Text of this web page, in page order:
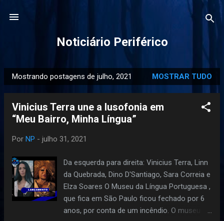
Noticiário Periférico
P
o
Mostrando postagens de julho, 2021 MOSTRAR TUDO
Vinicius Terra une a lusofonia em
“Meu Bairro, Minha Língua”
Por NP - julho 31, 2021
Da esquerda para direita: Vinicius Terra, Linn
da Quebrada, Dino D'Santiago, Sara Correia e
Elza Soares O Museu da Língua Portuguesa ,
que fica em São Paulo ficou fechado por 6
anos, por conta de um incêndio. O museu